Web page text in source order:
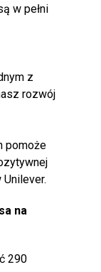
w pełni
z
rozwój
pomoże
na
290